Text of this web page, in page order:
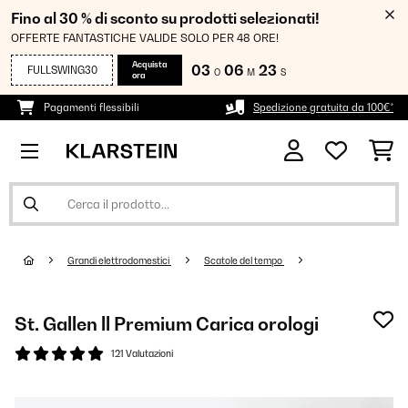
Fino al 30 % di sconto su prodotti selezionati!
OFFERTE FANTASTICHE VALIDE SOLO PER 48 ORE!
FULLSWING30
Acquista
ora
03 O 06 M 23 S
Pagamenti flessibili Spedizione gratuita da 100€*
Grandi elettrodomestici Scatole del tempo
St. Gallen ll Premium Carica orologi
121 Valutazioni